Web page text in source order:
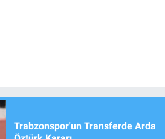
Trabzonspor'un Transferde Arda